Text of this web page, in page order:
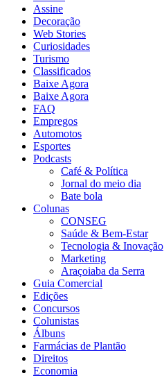
Assine
Decoração
Web Stories
Curiosidades
Turismo
Classificados
Baixe Agora
Baixe Agora
FAQ
Empregos
Automotos
Esportes
Podcasts
Café & Política
Jornal do meio dia
Bate bola
Colunas
CONSEG
Saúde & Bem-Estar
Tecnologia & Inovação
Marketing
Araçoiaba da Serra
Guia Comercial
Edições
Concursos
Colunistas
Álbuns
Farmácias de Plantão
Direitos
Economia